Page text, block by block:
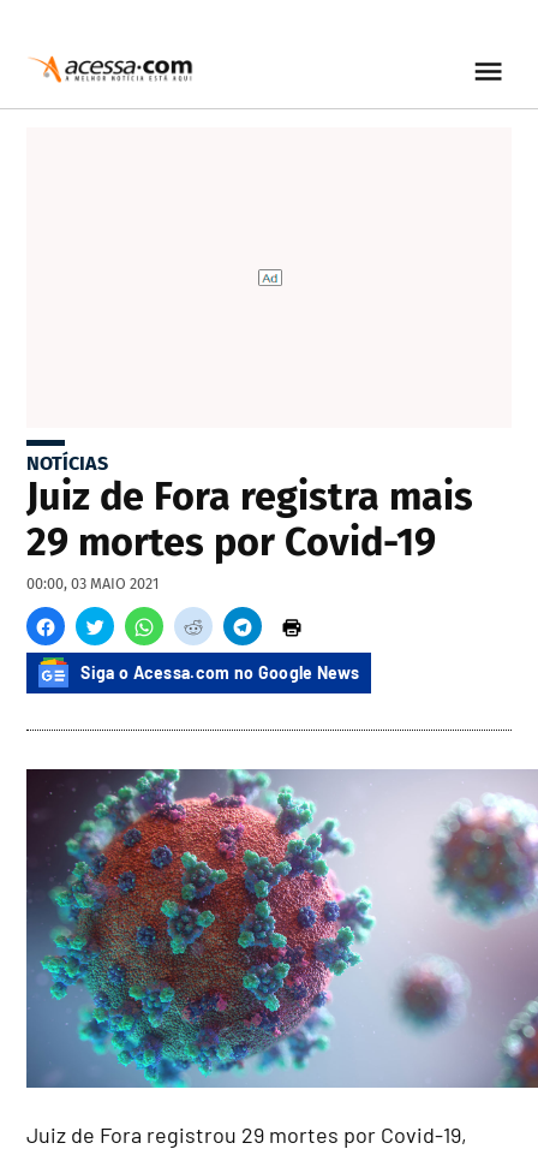
NOTÍCIAS
Juiz de Fora registra mais
29 mortes por Covid-19
00:00, 03 MAIO 2021
Siga o Acessa.com no Google News
Juiz de Fora registrou 29 mortes por Covid-19,